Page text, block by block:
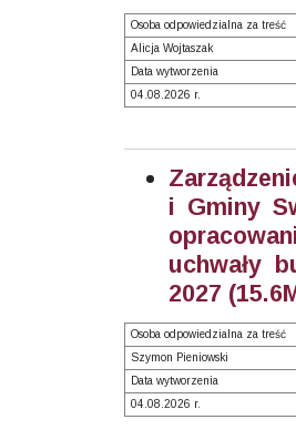
Osoba odpowiedzialna za treść
Alicja Wojtaszak
Data wytworzenia
04.08.2026 r.
i Gminy
uchwały
2027
Osoba odpowiedzialna za treść
Szymon Pieniowski
Data wytworzenia
04.08.2026 r.